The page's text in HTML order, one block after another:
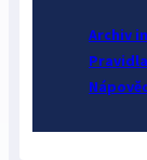
Archiv